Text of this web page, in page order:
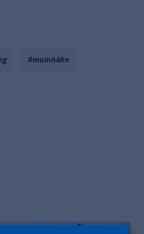
#mainhöhe